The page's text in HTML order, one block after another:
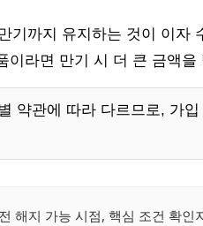
기까지 유지하는 것이 이자
라면 만기 시 더 큰 금액을
약관에 따라 다르므로, 가
해지 가능 시점, 핵심 조건 확인